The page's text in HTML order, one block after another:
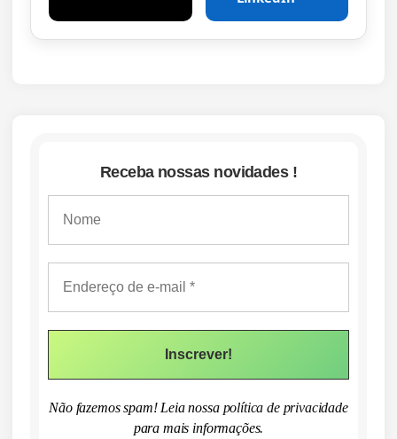
Receba nossas novidades !
Não fazemos spam! Leia nossa política de privacidade
para mais informações.